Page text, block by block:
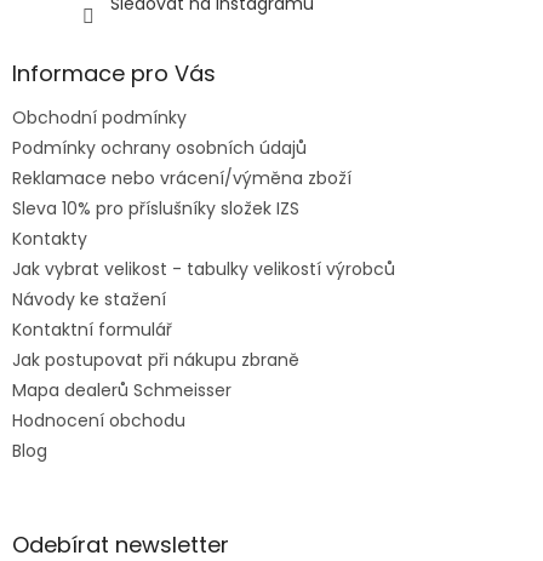
Informace pro Vás
Obchodní podmínky
Podmínky ochrany osobních údajů
Reklamace nebo vrácení/výměna zboží
Sleva 10% pro příslušníky složek IZS
Kontakty
Jak vybrat velikost - tabulky velikostí výrobců
Návody ke stažení
Kontaktní formulář
Jak postupovat při nákupu zbraně
Mapa dealerů Schmeisser
Hodnocení obchodu
Blog
Odebírat newsletter